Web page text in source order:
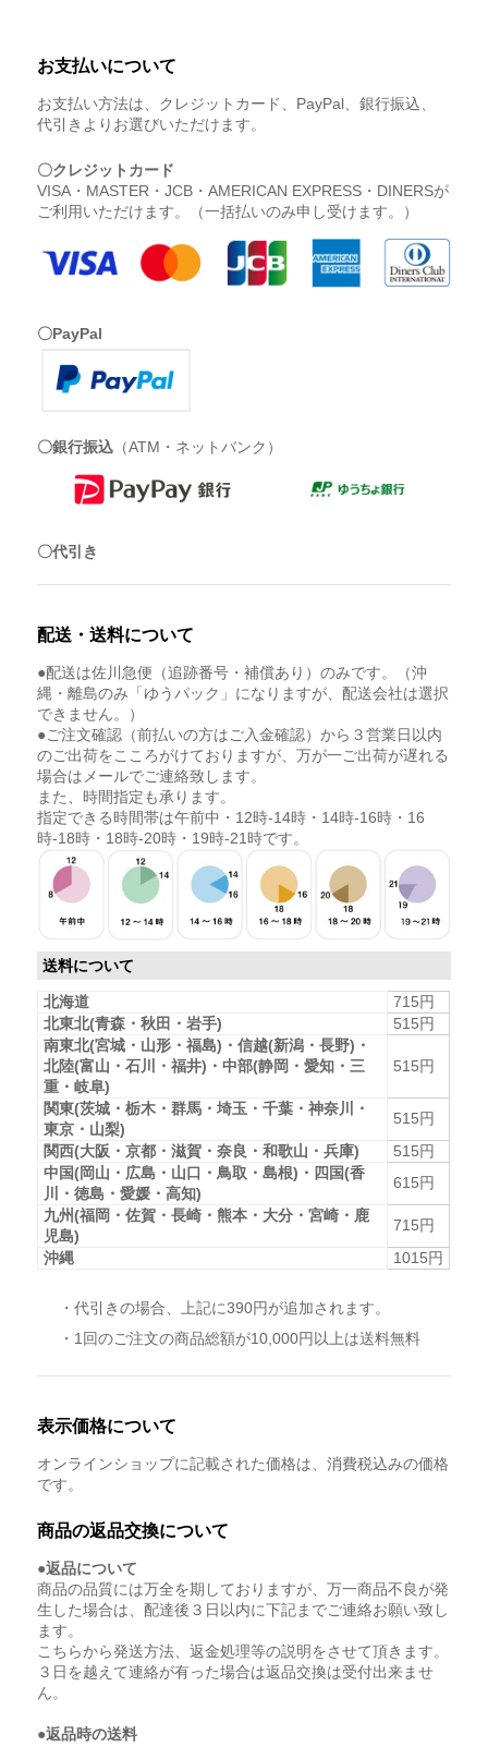
お支払いについて
お支払い方法は、クレジットカード、PayPal、銀行振込、
代引きよりお選びいただけます。
〇クレジットカード
VISA・MASTER・JCB・AMERICAN EXPRESS・DINERSが
ご利用いただけます。（一括払いのみ申し受けます。）
〇PayPal
〇銀行振込 （ATM・ネットバンク）
〇代引き
配送・送料について
●配送は佐川急便（追跡番号・補償あり）のみです。（沖
縄・離島のみ「ゆうパック」になりますが、配送会社は選択
できません。）
●ご注文確認（前払いの方はご入金確認）から３営業日以内
のご出荷をこころがけておりますが、万が一ご出荷が遅れる
場合はメールでご連絡致します。
また、時間指定も承ります。
指定できる時間帯は午前中・12時-14時・14時-16時・16
時-18時・18時-20時・19時-21時です。
送料について
北海道
715円
北東北(青森・秋田・岩手)
515円
南東北(宮城・山形・福島)・信越(新潟・長野)・
北陸(富山・石川・福井)・中部(静岡・愛知・三
重・岐阜)
515円
関東(茨城・栃木・群馬・埼玉・千葉・神奈川・
東京・山梨)
515円
関西(大阪・京都・滋賀・奈良・和歌山・兵庫)
515円
中国(岡山・広島・山口・鳥取・島根)・四国(香
川・徳島・愛媛・高知)
615円
九州(福岡・佐賀・長崎・熊本・大分・宮崎・鹿
児島)
715円
沖縄
1015円
・代引きの場合、上記に390円が追加されます。
・1回のご注文の商品総額が10,000円以上は送料無料
表示価格について
オンラインショップに記載された価格は、消費税込みの価格
です。
商品の返品交換について
●返品について
商品の品質には万全を期しておりますが、万一商品不良が発
生した場合は、配達後３日以内に下記までご連絡お願い致し
ます。
こちらから発送方法、返金処理等の説明をさせて頂きます。
３日を越えて連絡が有った場合は返品交換は受付出来ませ
ん。
●返品時の送料